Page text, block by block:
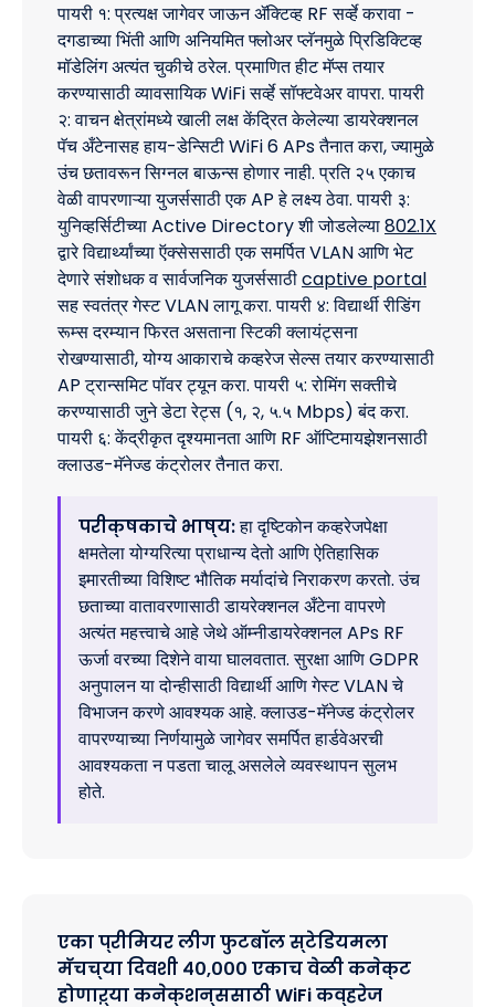
पायरी १: प्रत्यक्ष जागेवर जाऊन ॲक्टिव्ह RF सर्व्हे करावा -
दगडाच्या भिंती आणि अनियमित फ्लोअर प्लॅनमुळे प्रिडिक्टिव्ह
मॉडेलिंग अत्यंत चुकीचे ठरेल. प्रमाणित हीट मॅप्स तयार
करण्यासाठी व्यावसायिक WiFi सर्व्हे सॉफ्टवेअर वापरा. पायरी
२: वाचन क्षेत्रांमध्ये खाली लक्ष केंद्रित केलेल्या डायरेक्शनल
पॅच अँटेनासह हाय-डेन्सिटी WiFi 6 APs तैनात करा, ज्यामुळे
उंच छतावरून सिग्नल बाऊन्स होणार नाही. प्रति २५ एकाच
वेळी वापरणाऱ्या युजर्ससाठी एक AP हे लक्ष्य ठेवा. पायरी ३:
युनिव्हर्सिटीच्या Active Directory शी जोडलेल्या802.1X
द्वारे विद्यार्थ्यांच्या ऍक्सेससाठी एक समर्पित VLAN आणि भेट
देणारे संशोधक व सार्वजनिक युजर्ससाठीcaptive portal
सह स्वतंत्र गेस्ट VLAN लागू करा. पायरी ४: विद्यार्थी रीडिंग
रूम्स दरम्यान फिरत असताना स्टिकी क्लायंट्सना
रोखण्यासाठी, योग्य आकाराचे कव्हरेज सेल्स तयार करण्यासाठी
AP ट्रान्समिट पॉवर ट्यून करा. पायरी ५: रोमिंग सक्तीचे
करण्यासाठी जुने डेटा रेट्स (१, २, ५.५ Mbps) बंद करा.
पायरी ६: केंद्रीकृत दृश्यमानता आणि RF ऑप्टिमायझेशनसाठी
क्लाउड-मॅनेज्ड कंट्रोलर तैनात करा.
परीक्षकाचे भाष्य:हा दृष्टिकोन कव्हरेजपेक्षा
क्षमतेला योग्यरित्या प्राधान्य देतो आणि ऐतिहासिक
इमारतीच्या विशिष्ट भौतिक मर्यादांचे निराकरण करतो. उंच
छताच्या वातावरणासाठी डायरेक्शनल अँटेना वापरणे
अत्यंत महत्त्वाचे आहे जेथे ऑम्नीडायरेक्शनल APs RF
ऊर्जा वरच्या दिशेने वाया घालवतात. सुरक्षा आणि GDPR
अनुपालन या दोन्हीसाठी विद्यार्थी आणि गेस्ट VLAN चे
विभाजन करणे आवश्यक आहे. क्लाउड-मॅनेज्ड कंट्रोलर
वापरण्याच्या निर्णयामुळे जागेवर समर्पित हार्डवेअरची
आवश्यकता न पडता चालू असलेले व्यवस्थापन सुलभ
होते.
एका प्रीमियर लीग फुटबॉल स्टेडियमला
मॅचच्या दिवशी ४०,००० एकाच वेळी कनेक्ट
होणाऱ्या कनेक्शन्ससाठी WiFi कव्हरेज